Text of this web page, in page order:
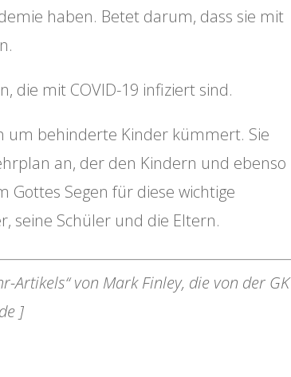
haben. Betet darum, dass sie mit
die mit COVID-19 infiziert sind.
um behinderte Kinder kümmert. Sie
an, der den Kindern und ebenso
Segen für diese wichtige
seine Schüler und die Eltern.
Artikels“ von Mark Finley, die von der GK
]